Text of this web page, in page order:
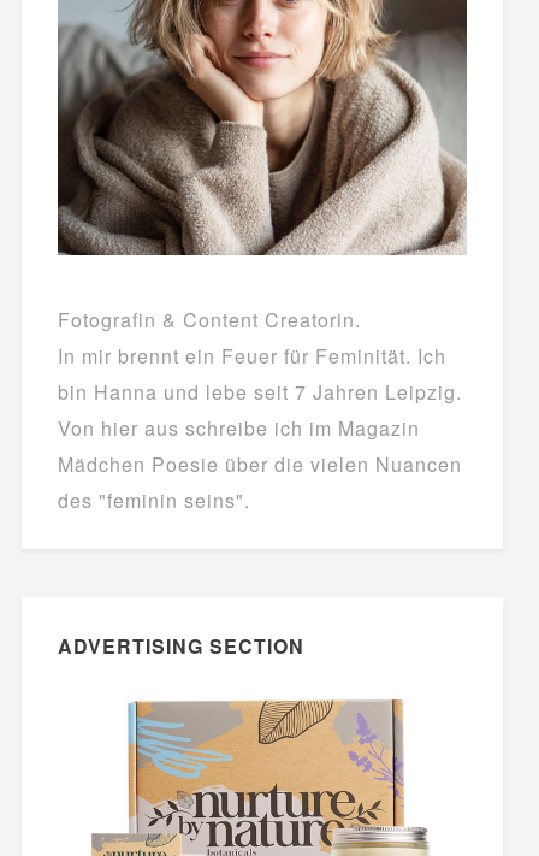
Fotografin & Content Creatorin.
In mir brennt ein Feuer für Feminität. Ich
bin Hanna und lebe seit 7 Jahren Leipzig.
Von hier aus schreibe ich im Magazin
Mädchen Poesie über die vielen Nuancen
des "feminin seins".
ADVERTISING SECTION